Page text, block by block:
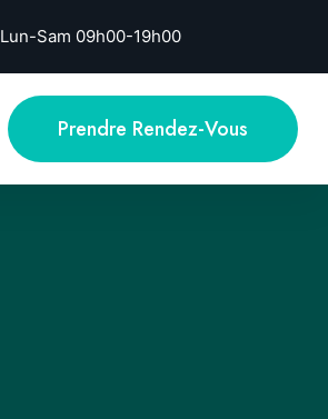
Lun-Sam 09h00-19h00
Prendre Rendez-Vous